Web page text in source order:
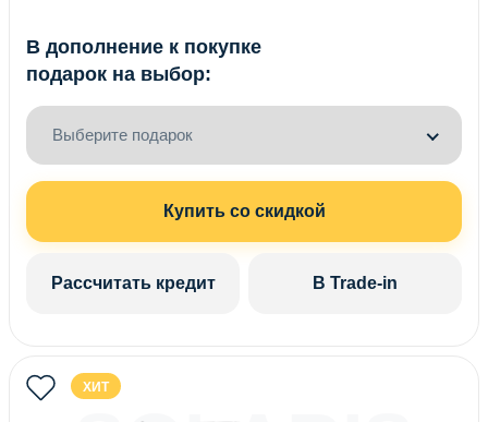
В дополнение к покупке
подарок на выбор:
Выберите подарок
Купить со скидкой
Рассчитать кредит В Trade-in
ХИТ